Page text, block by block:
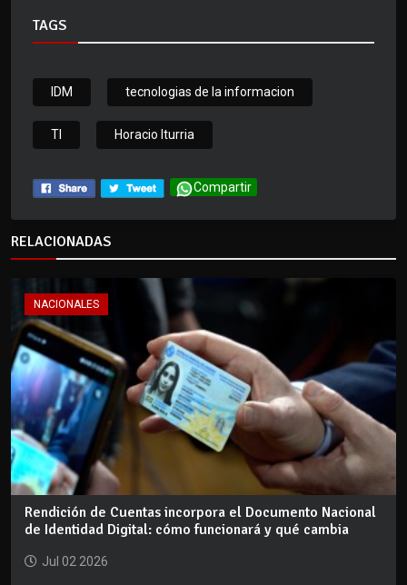
TAGS
IDM tecnologias de la informacion
TI Horacio Iturria
Compartir
RELACIONADAS
NACIONALES
Rendición de Cuentas incorpora el Documento Nacional
de Identidad Digital: cómo funcionará y qué cambia
Jul 02 2026